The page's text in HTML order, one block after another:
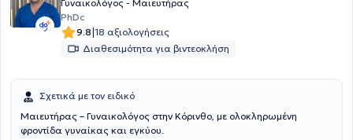
Γυναικολόγος - Μαιευτήρας
PhDc
9.8|18 αξιολογήσεις
Διαθεσιμότητα για βιντεοκλήση
Σχετικά με τον ειδικό
Μαιευτήρας – Γυναικολόγος στην Κόρινθο, με ολοκληρωμένη
φροντίδα γυναίκας και εγκύου.